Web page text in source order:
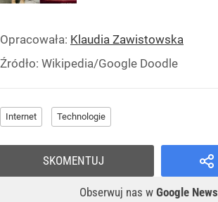
Opracowała: Klaudia Zawistowska
Źródło: Wikipedia/Google Doodle
Internet Technologie
Obserwuj nas w Google News
SKOMENTUJ